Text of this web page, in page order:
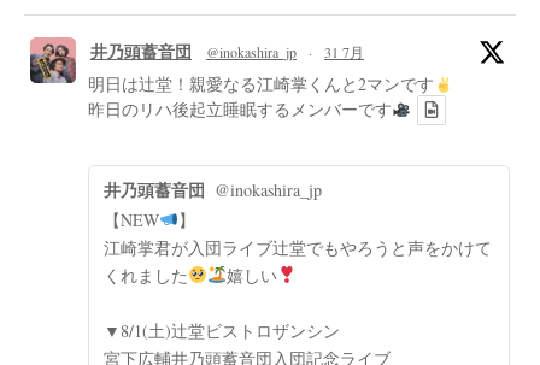
井乃頭蓄音団 @inokashira_jp · 31 7月
明日は辻堂！親愛なる江崎掌くんと2マンです
昨日のリハ後起立睡眠するメンバーです
井乃頭蓄音団 @inokashira_jp
【NEW
】
江崎掌君が入団ライブ辻堂でもやろうと声をかけて
くれました
嬉しい
▼8/1(土)辻堂ビストロザンシン
宮下広輔井乃頭蓄音団入団記念ライブ